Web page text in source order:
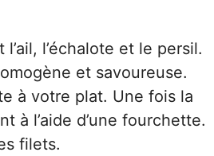
l’échalote et le persil.
et savoureuse.
à votre plat. Une fois la
à l’aide d’une fourchette.
filets.